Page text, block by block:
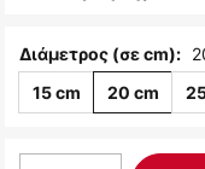
Διάμετρος (σε cm):
15 cm 20 cm